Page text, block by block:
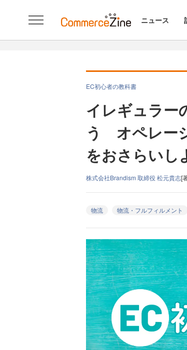
ニュース
EC初心者の教科書
イレギュラー
う オペレー
をおさらいし
株式会社Brandism 取締役 松元貴志[
物流 物流・フルフィルメント